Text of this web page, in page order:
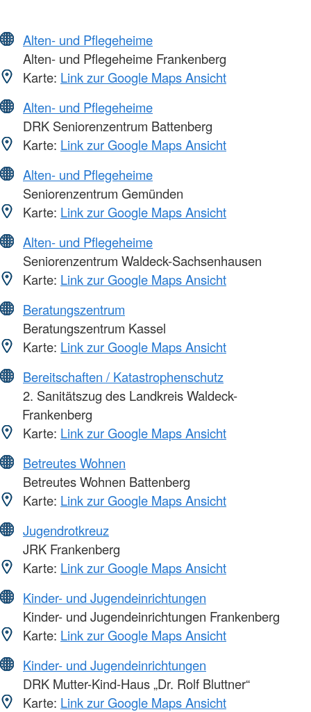
Alten- und Pflegeheime
Alten- und Pflegeheime Frankenberg
Karte: Link zur Google Maps Ansicht
Alten- und Pflegeheime
DRK Seniorenzentrum Battenberg
Karte: Link zur Google Maps Ansicht
Alten- und Pflegeheime
Seniorenzentrum Gemünden
Karte: Link zur Google Maps Ansicht
Alten- und Pflegeheime
Seniorenzentrum Waldeck-Sachsenhausen
Karte: Link zur Google Maps Ansicht
Beratungszentrum
Beratungszentrum Kassel
Karte: Link zur Google Maps Ansicht
Bereitschaften / Katastrophenschutz
2. Sanitätszug des Landkreis Waldeck-
Frankenberg
Karte: Link zur Google Maps Ansicht
Betreutes Wohnen
Betreutes Wohnen Battenberg
Karte: Link zur Google Maps Ansicht
Jugendrotkreuz
JRK Frankenberg
Karte: Link zur Google Maps Ansicht
Kinder- und Jugendeinrichtungen
Kinder- und Jugendeinrichtungen Frankenberg
Karte: Link zur Google Maps Ansicht
Kinder- und Jugendeinrichtungen
DRK Mutter-Kind-Haus „Dr. Rolf Bluttner“
Karte: Link zur Google Maps Ansicht